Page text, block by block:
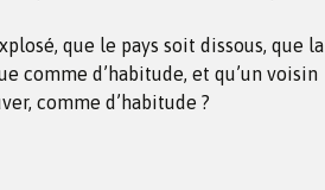
que le pays soit dissous, que la
comme d’habitude, et qu’un voisin
comme d’habitude ?